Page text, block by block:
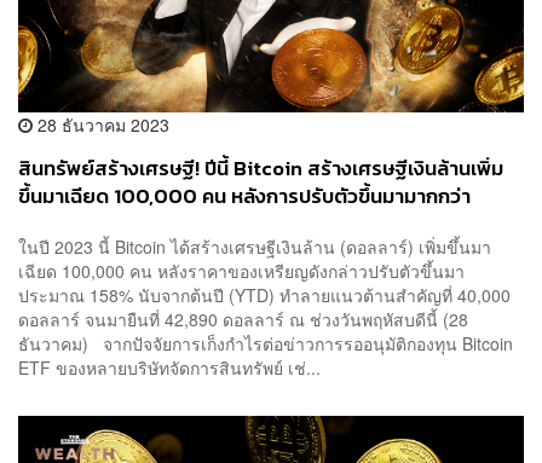
28 ธันวาคม 2023
สินทรัพย์สร้างเศรษฐี! ปีนี้ Bitcoin สร้างเศรษฐีเงินล้านเพิ่ม
ขึ้นมาเฉียด 100,000 คน หลังการปรับตัวขึ้นมามากกว่า
ในปี 2023 นี้ Bitcoin ได้สร้างเศรษฐีเงินล้าน (ดอลลาร์) เพิ่มขึ้นมา
เฉียด 100,000 คน หลังราคาของเหรียญดังกล่าวปรับตัวขึ้นมา
ประมาณ 158% นับจากต้นปี (YTD) ทำลายแนวต้านสำคัญที่ 40,000
ดอลลาร์ จนมายืนที่ 42,890 ดอลลาร์ ณ ช่วงวันพฤหัสบดีนี้ (28
ธันวาคม) จากปัจจัยการเก็งกำไรต่อข่าวการรออนุมัติกองทุน Bitcoin
ETF ของหลายบริษัทจัดการสินทรัพย์ เช่...